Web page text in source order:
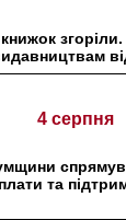
4 серпня
та